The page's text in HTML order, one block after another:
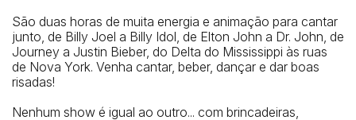
São duas horas de muita energia e animação para cantar
junto, de Billy Joel a Billy Idol, de Elton John a Dr. John, de
Journey a Justin Bieber, do Delta do Mississippi às ruas
de Nova York. Venha cantar, beber, dançar e dar boas
risadas!
Nenhum show é igual ao outro... com brincadeiras,